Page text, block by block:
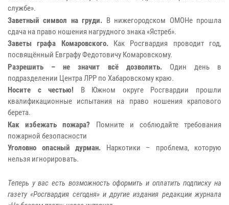
службе».
Заветный символ на груди. В нижегородском ОМОНе прошла
сдача на право ношения нагрудного знака «Ястреб».
Заветы графа Комаровского.Как Росгвардия проводит год,
посвящённый Евграфу Федотовичу Комаровскому.
Разрешить – не значит всё дозволить.Один день в
подразделении Центра ЛРР по Хабаровскому краю.
Носите с честью! В Южном округе Росгвардии прошли
квалификационные испытания на право ношения крапового
берета.
Как избежать пожара? Помните и соблюдайте требования
пожарной безопасности
Уголовно опасный дурман. Наркотики – проблема, которую
нельзя игнорировать.
Теперь у вас есть возможность оформить и оплатить подписку на
газету «Росгвардия сегодня» и другие издания редакции журнала